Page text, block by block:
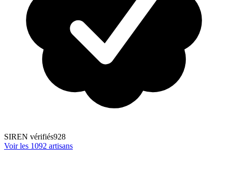
SIREN vérifiés928
Voir les 1092 artisans